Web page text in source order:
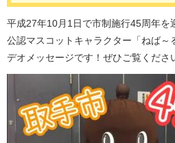
平成27年10月1日で市制施行45周年を
公認マスコットキャラクター「ねば～
デオメッセージです！ぜひご覧くださ